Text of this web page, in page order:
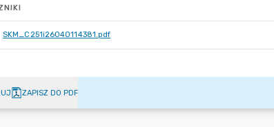
SKM_C251i26040114381.pdf
ZAPISZ DO PDF